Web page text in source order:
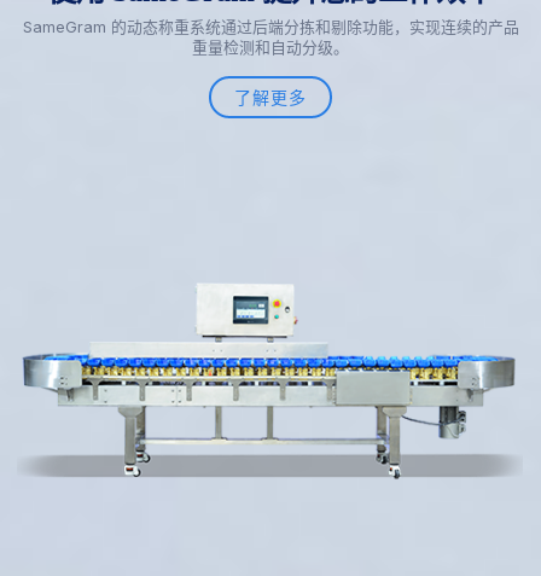
SameGram 的动态称重系统通过后端分拣和剔除功能，实现连续的产品
重量检测和自动分级。
了解更多